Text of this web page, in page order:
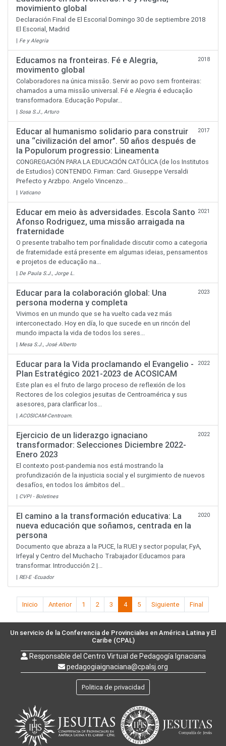
movimiento global
Declaración Final de El Escorial Domingo 30 de septiembre 2018
El Escorial, Madrid
| Fe y Alegría
Educamos na fronteiras. Fé e Alegria,
movimento global
2018
Colaboradores na única missão. Servir ao povo sem fronteiras:
chamados a uma missão universal. Fé e Alegria é educação
transformadora. Educação Popular...
| Sosa S.J., Arturo
Educar al humanismo solidario para construir
una “civilización del amor”. 50 años después de
la Populorum progressio: Lineamenta
2017
CONGREGACIÓN PARA LA EDUCACIÓN CATÓLICA (de los Institutos
de Estudios) CONTENIDO. Firman: Card. Giuseppe Versaldi
Prefecto y Arzbpo. Angelo Vincenzo...
| Vaticano
Educar em meio às adversidades. Escola Santo
Afonso Rodriguez, uma missão arraigada na
fraternidade
2021
O presente trabalho tem por finalidade discutir como a categoria
de fraternidade está presente em algumas ideias, pensamentos
e projetos de educação na...
| De Paula S.J., Jorge L.
Educar para la colaboración global: Una
persona moderna y completa
2023
Vivimos en un mundo que se ha vuelto cada vez más
interconectado. Hoy en día, lo que sucede en un rincón del
mundo impacta la vida de todos los seres...
| Mesa S.J., José Alberto
Educar para la Vida proclamando el Evangelio -
Plan Estratégico 2021-2023 de ACOSICAM
2022
Este plan es el fruto de largo proceso de reflexión de los
Rectores de los colegios jesuitas de Centroamérica y sus
asesores, para clarificar los...
|ACOSICAM-Centroam.
Ejercicio de un liderazgo ignaciano
transformador: Selecciones Diciembre 2022-
Enero 2023
2022
El contexto post-pandemia nos está mostrando la
profundización de la injusticia social y el surgimiento de nuevos
desafíos, en todos los ámbitos del...
| CVPI - Boletines
El camino a la transformación educativa: La
nueva educación que soñamos, centrada en la
persona
2020
Documento que abraza a la PUCE, la RUEI y sector popular, FyA,
Irfeyal y Centro del Muchacho Trabajador Educamos para
transformar. Introducción 2 |...
| REI-E -Ecuador
Inicio Anterior 1 2 3 4 5 Siguiente Final
Un servicio de la Conferencia de Provinciales en América Latina y El
Caribe (CPAL)
Responsable del Centro Virtual de Pedagogía Ignaciana
pedagogiaignaciana@cpalsj.org
Politica de privacidad